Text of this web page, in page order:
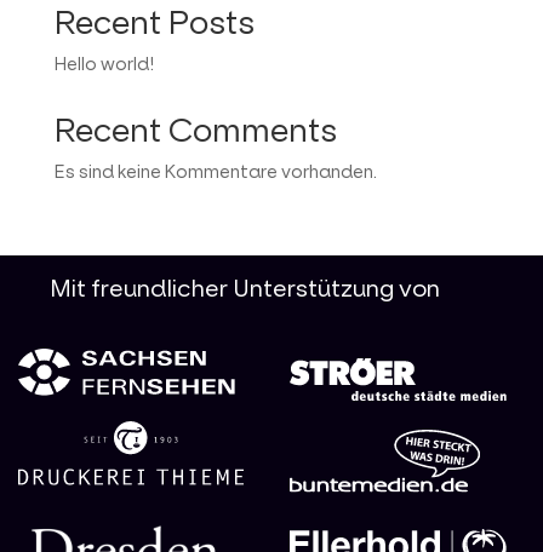
Recent Posts
Hello world!
Recent Comments
Es sind keine Kommentare vorhanden.
Mit freundlicher Unterstützung von